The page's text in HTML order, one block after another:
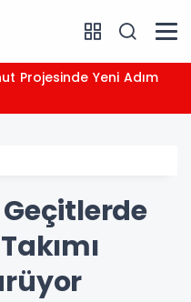
Projesinde Yeni Adım